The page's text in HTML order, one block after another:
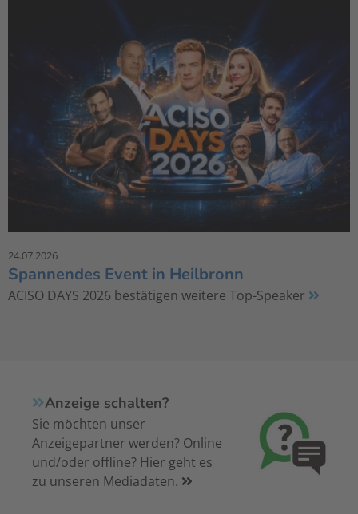
24.07.2026
Spannendes Event in Heilbronn
ACISO DAYS 2026 bestätigen weitere Top-Speaker
Anzeige schalten?
Sie möchten unser
Anzeigepartner werden? Online
und/oder offline? Hier geht es
zu unseren Mediadaten.